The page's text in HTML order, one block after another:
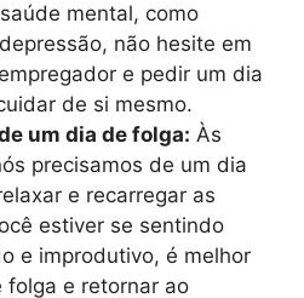
mental, como
não hesite em
e pedir um dia
de si mesmo.
um dia de folga: Às
precisamos de um dia
e recarregar as
estiver se sentindo
e improdutivo, é melhor
folga e retornar ao